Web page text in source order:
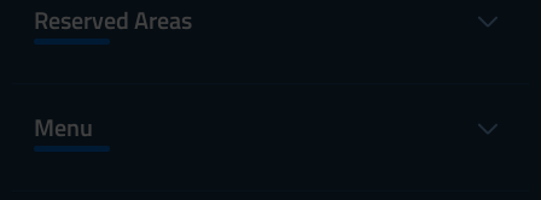
Reserved Areas
Menu